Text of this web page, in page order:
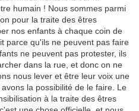
humain ! Nous sommes parmi
pour la traite des êtres
nos enfants à chaque coin de
parce qu'ils ne peuvent pas faire
ne peuvent pas protester, ils
dans la rue, et donc on ne
nous lever et être leur voix une
la possibilité de le faire. Le
à la traite des êtres